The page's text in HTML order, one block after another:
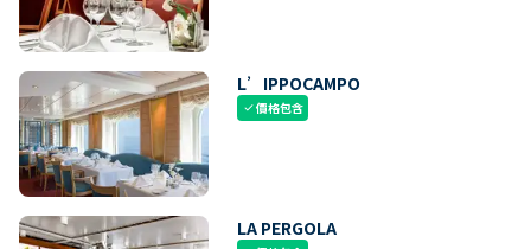
L’IPPOCAMPO
check價格包含
LA PERGOLA